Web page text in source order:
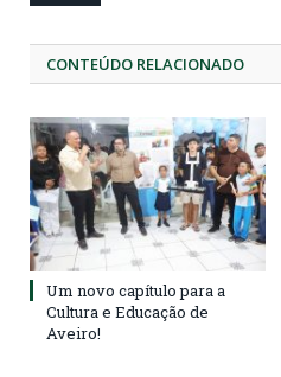
CONTEÚDO RELACIONADO
Um novo capítulo para a
Cultura e Educação de
Aveiro!